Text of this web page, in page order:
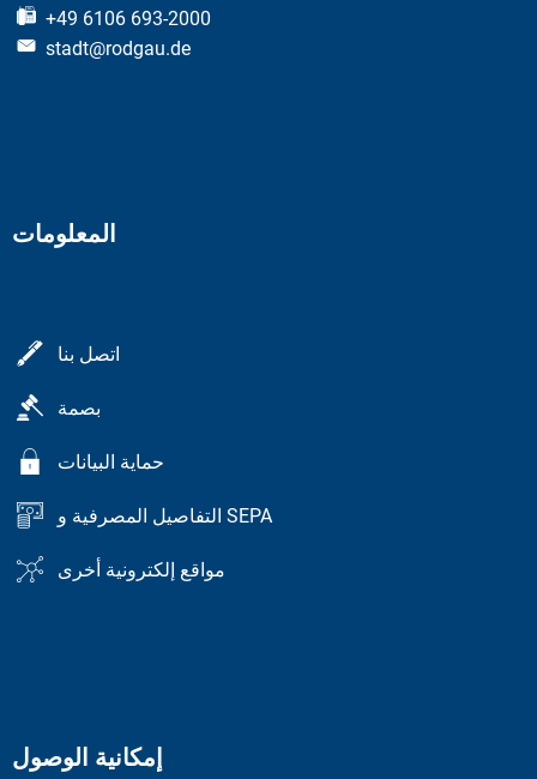
+49 6106 693-2000
stadt@rodgau.de
المعلومات
اتصل بنا
بصمة
حماية البيانات
التفاصيل المصرفية و SEPA
مواقع إلكترونية أخرى
إمكانية الوصول